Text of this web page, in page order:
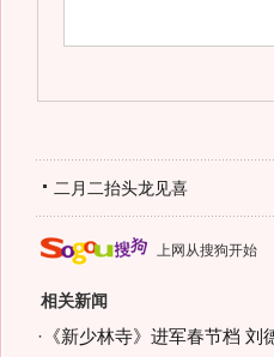
二月二抬头龙见喜
上网从搜狗开始
相关新闻
· 《新少林寺》进军春节档 刘